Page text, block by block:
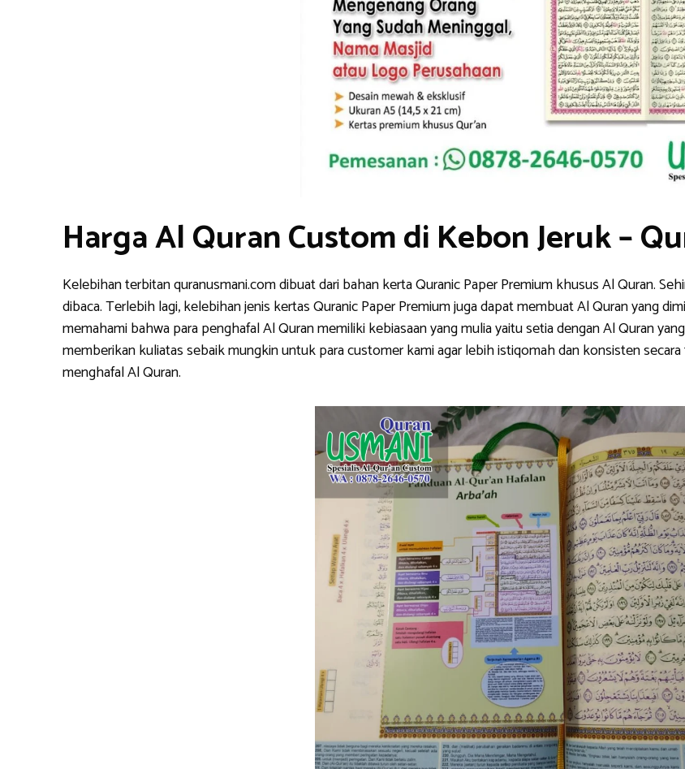
Harga Al Quran Custom di Kebon Jeruk –
Kelebihan terbitan quranusmani.com dibuat dari bahan kerta Quranic Paper Premium khusus Al Quran.
dibaca. Terlebih lagi, kelebihan jenis kertas Quranic Paper Premium juga dapat membuat Al Quran yang
memahami bahwa para penghafal Al Quran memiliki kebiasaan yang mulia yaitu setia dengan Al Quran
memberikan kuliatas sebaik mungkin untuk para customer kami agar lebih istiqomah dan konsisten
menghafal Al Quran.